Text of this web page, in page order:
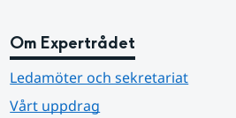
Om Expertrådet
Ledamöter och sekretariat
Vårt uppdrag